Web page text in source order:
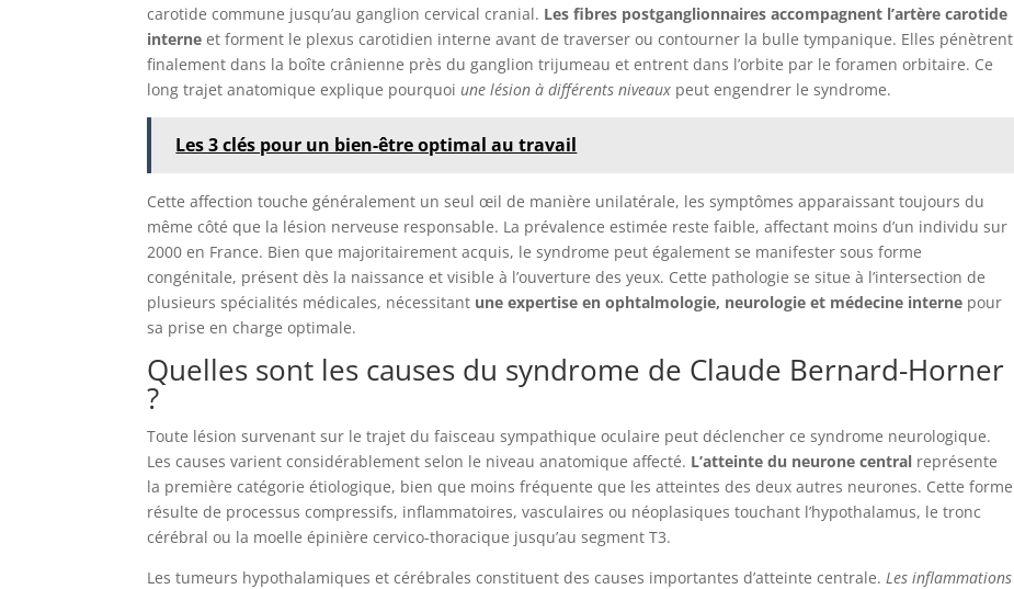
carotide commune jusqu’au ganglion cervical cranial. Les fibres postganglionnaires accompagnent l’artère carotide
interne et forment le plexus carotidien interne avant de traverser ou contourner la bulle tympanique. Elles pénètrent
finalement dans la boîte crânienne près du ganglion trijumeau et entrent dans l’orbite par le foramen orbitaire. Ce
long trajet anatomique explique pourquoiune lésion à différents niveaux peut engendrer le syndrome.
Les 3 clés pour un bien-être optimal au travail
Cette affection touche généralement un seul œil de manière unilatérale, les symptômes apparaissant toujours du
même côté que la lésion nerveuse responsable. La prévalence estimée reste faible, affectant moins d’un individu sur
2000 en France. Bien que majoritairement acquis, le syndrome peut également se manifester sous forme
congénitale, présent dès la naissance et visible à l’ouverture des yeux. Cette pathologie se situe à l’intersection de
plusieurs spécialités médicales, nécessitant une expertise en ophtalmologie, neurologie et médecine interne pour
sa prise en charge optimale.
Quelles sont les causes du syndrome de Claude Bernard-Horner
?
Toute lésion survenant sur le trajet du faisceau sympathique oculaire peut déclencher ce syndrome neurologique.
Les causes varient considérablement selon le niveau anatomique affecté. L’atteinte du neurone central représente
la première catégorie étiologique, bien que moins fréquente que les atteintes des deux autres neurones. Cette forme
résulte de processus compressifs, inflammatoires, vasculaires ou néoplasiques touchant l’hypothalamus, le tronc
cérébral ou la moelle épinière cervico-thoracique jusqu’au segment T3.
Les tumeurs hypothalamiques et cérébrales constituent des causes importantes d’atteinte centrale.Les inflammations